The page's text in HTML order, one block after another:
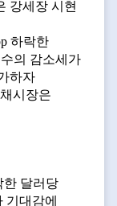
강세장 시현
하락한
의 감소세가
하자
시장은
한 달러당
기대감에